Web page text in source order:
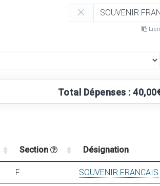
Total Dépenses :
Section Désignation
F SOUVENIR FRANCAIS